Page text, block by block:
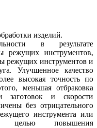
изделий.
в результате
режущих инструментов,
режущих инструментов и
Улучшенное качество
высокая точность по
меньшая отбраковка
заготовок и скорости
без отрицательного
инструмента или
повышения